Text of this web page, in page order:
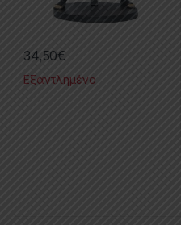
34,50€
Εξαντλημένο